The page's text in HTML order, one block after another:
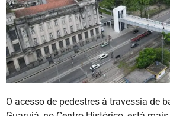
O acesso de pedestres à travessia de